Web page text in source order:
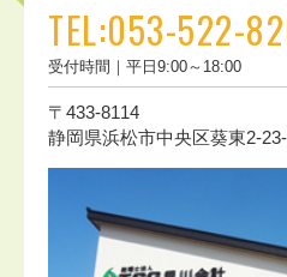
TEL:053-522-
受付時間｜平日9:00～18:00
〒433-8114
静岡県浜松市中央区葵東2-